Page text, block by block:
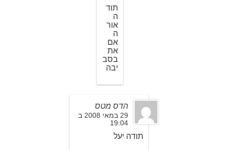
תוד
ה
אור
ה
אם
את
בסב
יבה
הדס מטס
29 במאי 2008 ב
19:04
תודה יעל